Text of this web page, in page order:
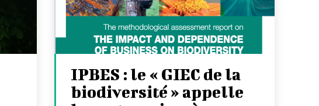
IPBES : le « GIEC de la
biodiversité » appelle